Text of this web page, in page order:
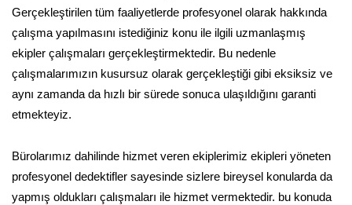
Gerçekleştirilen tüm faaliyetlerde profesyonel olarak hakkında
çalışma yapılmasını istediğiniz konu ile ilgili uzmanlaşmış
ekipler çalışmaları gerçekleştirmektedir. Bu nedenle
çalışmalarımızın kusursuz olarak gerçekleştiği gibi eksiksiz ve
aynı zamanda da hızlı bir sürede sonuca ulaşıldığını garanti
etmekteyiz.
Bürolarımız dahilinde hizmet veren ekiplerimiz ekipleri yöneten
profesyonel dedektifler sayesinde sizlere bireysel konularda da
yapmış oldukları çalışmaları ile hizmet vermektedir. bu konuda